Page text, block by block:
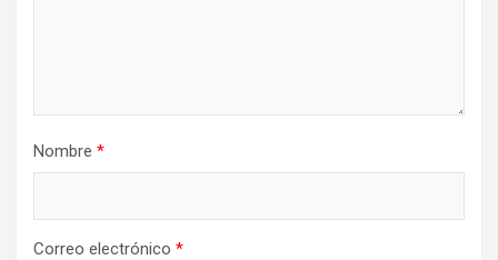
Nombre *
Correo electrónico *